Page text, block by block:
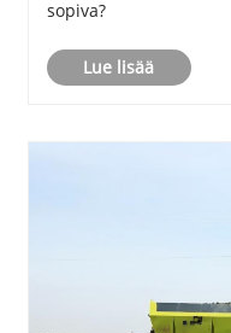
sopiva?
Lue lisää